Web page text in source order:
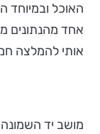
האוכל ובמיוחד
אחד מהנתונים
אותי להמלצה
מושב יד השמונה